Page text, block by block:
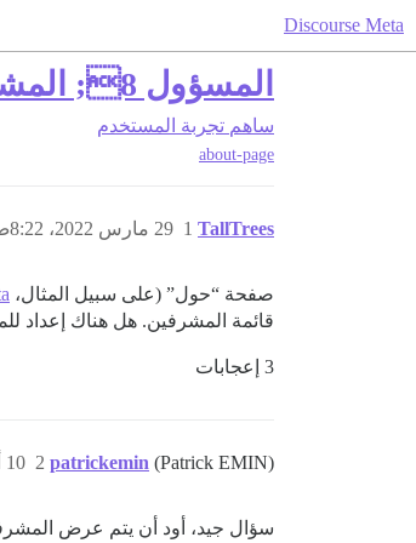
Discourse Meta
المسؤول 8; المشرف في صفحة /about
ساهم تجربة المستخدم
about-page
TallTrees 29 مارس 2022، 8:22ص 1
صفحة “حول” (على سبيل المثال،
قائمة المشرفين. هل هناك إعداد
3 إعجابات
patrickemin (Patrick EMIN) 10 أغسطس 2024، 12:33ص 2
سؤال جيد، أود أن يتم عرض